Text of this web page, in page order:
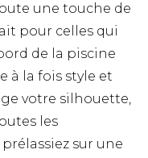
une touche de
pour celles qui
de la piscine
à la fois style et
votre silhouette,
les
sur une